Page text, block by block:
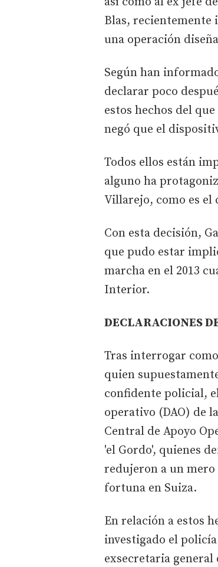
Blas, recientemente
una operación
Según han
declarar poco
estos hechos del
negó que el
Todos ellos están
alguno ha
Villarejo, como es el
Con esta decisión,
que pudo estar
marcha en el 2013
Interior.
DECLARACIONES
Tras interrogar
quien
confidente policial,
operativo (DAO) de
Central de Apoyo
'el Gordo', quienes
redujeron a un
fortuna en Suiza.
En relación a estos
investigado el
exsecretaria general